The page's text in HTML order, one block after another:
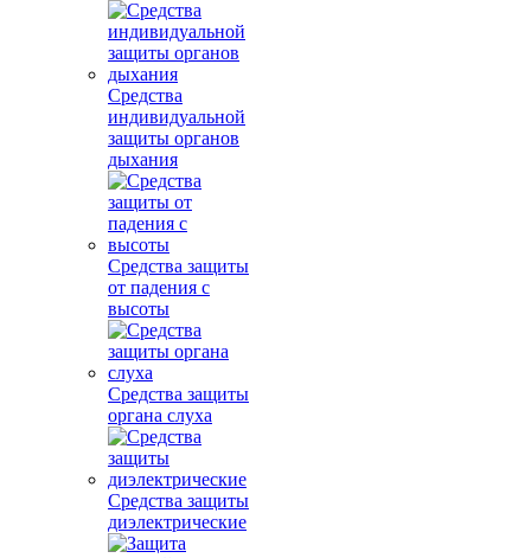
Средства
индивидуальной
защиты органов
дыхания
Средства защиты
от падения с
высоты
Средства защиты
органа слуха
Средства защиты
диэлектрические